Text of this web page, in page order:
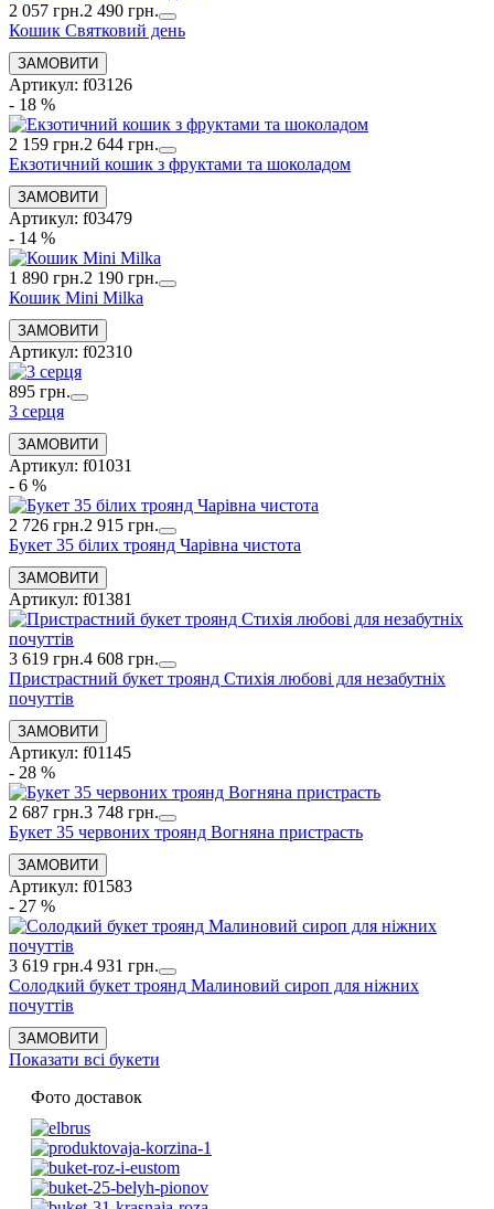
2 057 грн.2 490 грн.
Кошик Святковий день
Артикул: f03126
- 18 %
2 159 грн.2 644 грн.
Екзотичний кошик з фруктами та шоколадом
Артикул: f03479
- 14 %
1 890 грн.2 190 грн.
Кошик Mini Milka
Артикул: f02310
895 грн.
3 серця
Артикул: f01031
- 6 %
2 726 грн.2 915 грн.
Букет 35 білих троянд Чарівна чистота
Артикул: f01381
3 619 грн.4 608 грн.
Пристрастний букет троянд Стихія любові для незабутніх
почуттів
Артикул: f01145
- 28 %
2 687 грн.3 748 грн.
Букет 35 червоних троянд Вогняна пристрасть
Артикул: f01583
- 27 %
3 619 грн.4 931 грн.
Солодкий букет троянд Малиновий сироп для ніжних
почуттів
Показати всі букети
Фото доставок